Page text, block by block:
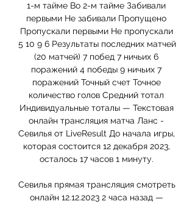
1-м тайме Во 2-м тайме Забивали
первыми Не забивали Пропущено
Пропускали первыми Не пропускали
5 10 9 6 Результаты последних матчей
(20 матчей) 7 побед 7 ничьих 6
поражений 4 победы 9 ничьих 7
поражений Точный счет Точное
количество голов Средний тотал
Индивидуальные тоталы — Текстовая
онлайн трансляция матча Ланс -
Севилья от LiveResult До начала игры,
которая состоится 12 декабря 2023,
осталось 17 часов 1 минуту.
Севилья прямая трансляция смотреть
онлайн 12.12.2023 2 часа назад —